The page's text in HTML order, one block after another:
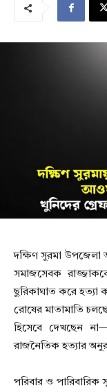
দক্ষিণ সুরমা উপজেলা
সমাজসেবক
ছুরিকাঘাত করে
রোষের মাতামাতি
হিসেবে দেখছেন
রাজনৈতিক হত্যার
পরিবার ও পারিবারিক